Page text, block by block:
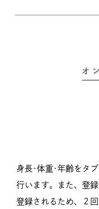
身長･体重･年齢をタ
行います。また、登
登録されるため、２